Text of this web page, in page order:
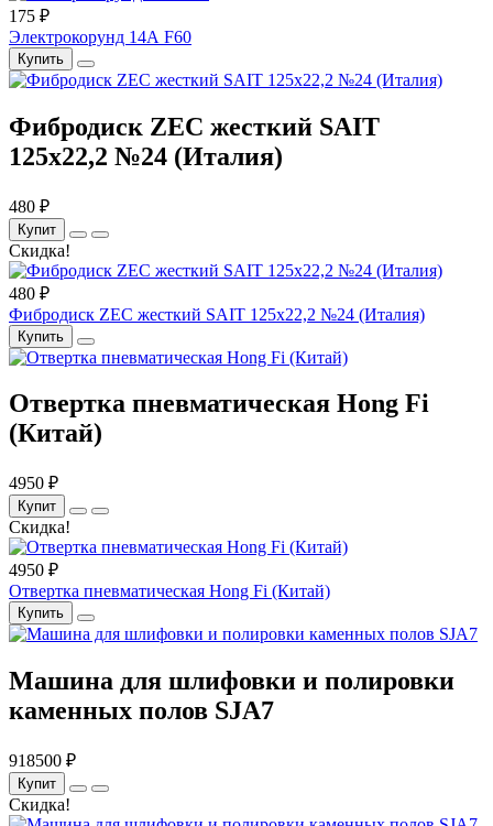
175 ₽
Электрокорунд 14А F60
Купить
Фибродиск ZEC жесткий SAIT
125х22,2 №24 (Италия)
480 ₽
Купит
Скидка!
480 ₽
Фибродиск ZEC жесткий SAIT 125х22,2 №24 (Италия)
Купить
Отвертка пневматическая Hong Fi
(Китай)
4950 ₽
Купит
Скидка!
4950 ₽
Отвертка пневматическая Hong Fi (Китай)
Купить
Машина для шлифовки и полировки
каменных полов SJA7
918500 ₽
Купит
Скидка!